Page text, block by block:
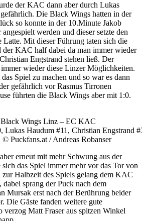
der KAC dann aber durch Lukas
Die Black Wings hatten in der
so konnte in der 10.Minute Jakob
werden und dieser setzte den
Latte. Mit dieser Führung taten sich die
der KAC half dabei da man immer wieder
Engstrand stehen ließ. Der
wieder diese Linzer Möglichkeiten.
Spiel zu machen und so war es dann
gefährlich vor Rasmus Tirronen
führten die Black Wings aber mit 1:0.
Wings Linz – EC KAC
Lukas Haudum #11, Christian Engstrand
Puckfans.at / Andreas Robanser
erneut mit mehr Schwung aus der
das Spiel immer mehr vor das Tor von
zur Halbzeit des Spiels gelang dem KAC
sprang der Puck nach dem
Mursak erst nach der Berührung beider
Die Gäste fanden weitere gute
Matt Fraser aus spitzen Winkel